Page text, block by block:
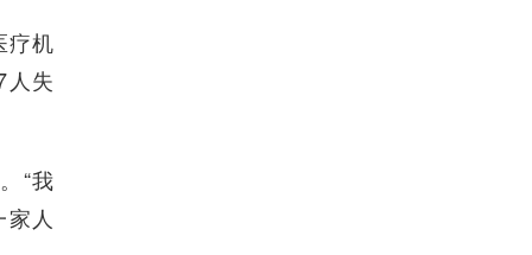
机
人失
“我
人